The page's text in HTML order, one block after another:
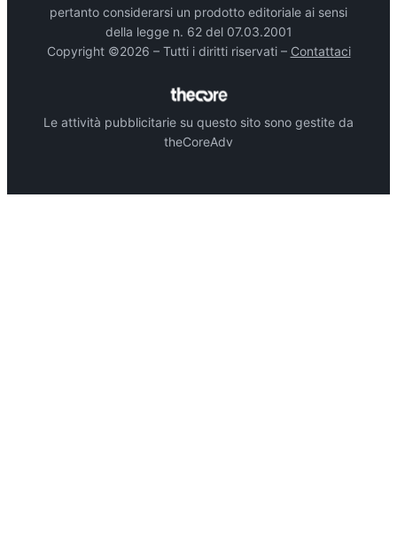
pertanto considerarsi un prodotto editoriale ai sensi
della legge n. 62 del 07.03.2001
Copyright ©2026 – Tutti i diritti riservati – Contattaci
Le attività pubblicitarie su questo sito sono gestite da
theCoreAdv